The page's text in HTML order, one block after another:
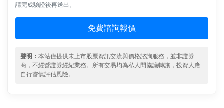
請完成驗證後再送出。
免費諮詢報價
聲明： 本站僅提供未上市股票資訊交流與價格諮詢服務，並非證券
商，不經營證券經紀業務。所有交易均為私人間協議轉讓，投資人應
自行審慎評估風險。